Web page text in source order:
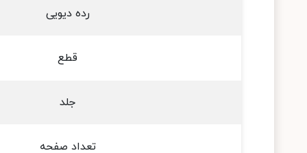
رده دیویی
قطع
جلد
تعداد صفحه